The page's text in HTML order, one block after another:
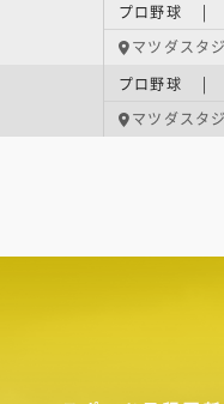
プロ野球 |
マツダスタ
プロ野球 |
マツダスタ